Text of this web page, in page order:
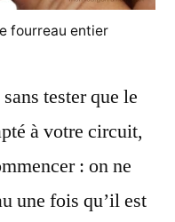
fourreau entier
tester que le
à votre circuit,
: on ne
une fois qu’il est